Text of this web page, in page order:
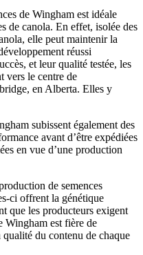
de Wingham est idéale
de canola. En effet, isolée des
elle peut maintenir la
réussi
et leur qualité testée, les
vers le centre de
en Alberta. Elles y
subissent également des
avant d’être expédiées
en vue d’une production
de semences
ci offrent la génétique
que les producteurs exigent
Wingham est fière de
du contenu de chaque